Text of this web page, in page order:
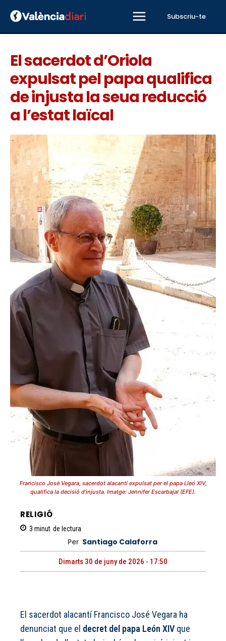
Subscriu-te
El sacerdot d’Oriola
expulsat pel papa qualifica
de injusta la seua reducció
a l’estat laïcal
Francisco José Vegara, sacerdot alacantí expulsat per el papa Lleó XIV,
qualifica la decisió d’injusta. Imatge: Jennifer Escarbajal (EFE).
RELIGIÓ
3 minut de lectura
Per Santiago Calaforra
Dimarts 30 de juny de 2026 - 17:50
El sacerdot alacantí Francisco José Vegara ha
denunciat que el decret del papa León XIV que